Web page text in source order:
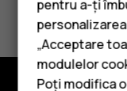
pentru a-ți
„Acceptare
modulelor
Poți modifica